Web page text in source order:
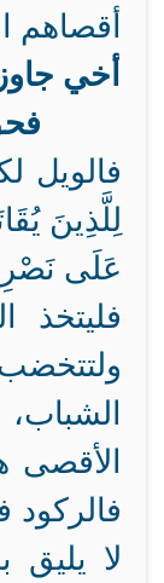
أقصاهم
أخي
فالويل
لِلَّذِينَ
عَلَى
فليتخذ
الأقصى
لا يليق